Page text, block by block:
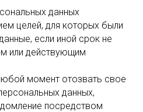
данных
целей, для которых были
если иной срок не
или действующим
момент отозвать свое
данных,
посредством